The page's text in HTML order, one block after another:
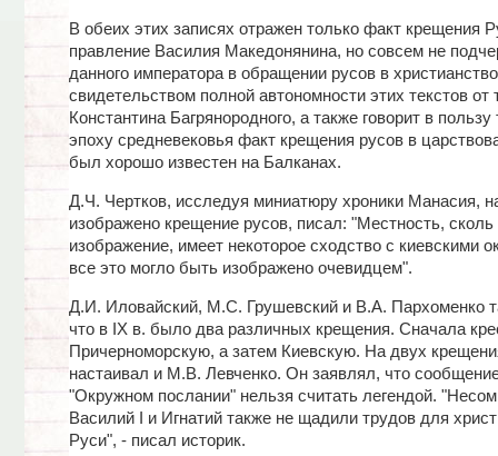
В обеих этих записях отражен только факт крещения
правление Василия Македонянина, но совсем не
данного императора в обращении русов в
свидетельством полной автономности этих текстов от
Константина Багрянородного, а также говорит в пользу
эпоху средневековья факт крещения русов в
был хорошо известен на Балканах.
Д.Ч. Чертков, исследуя миниатюру хроники Манасия,
изображено крещение русов, писал: "Местность, сколь
изображение, имеет некоторое сходство с киевскими
все это могло быть изображено очевидцем".
Д.И. Иловайский, М.С. Грушевский и В.А. Пархоменко
что в IX в. было два различных крещения. Сначала
Причерноморскую, а затем Киевскую. На двух
настаивал и М.В. Левченко. Он заявлял, что
"Окружном послании" нельзя считать легендой.
Василий I и Игнатий также не щадили трудов для
Руси", - писал историк.